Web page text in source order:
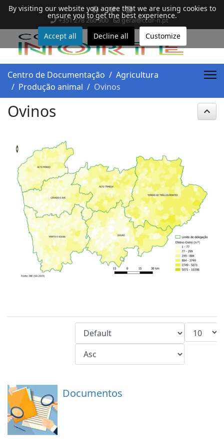
+351 278 260 900 geral@ccdr-n.pt
Centro de Documentação
Agricultura
Produção animal
Ovinos
Ovinos
Documentos
By visiting our website you agree that we are using cookies to
ensure you to get the best experience.
Accept all Decline all Customize